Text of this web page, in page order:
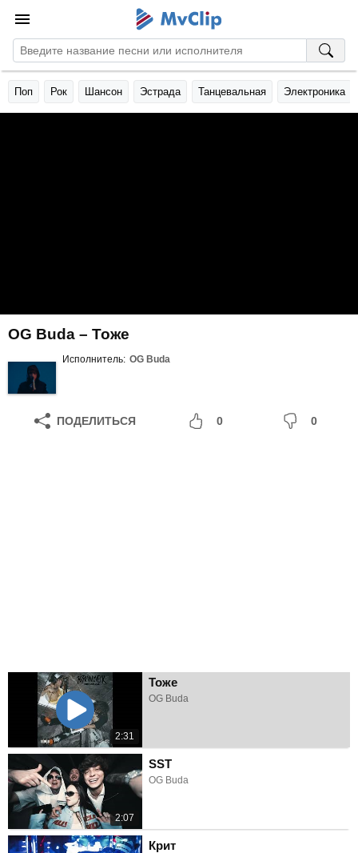
Поп Рок Шансон Эстрада Танцевальная Электроника
OG Buda – Тоже
Исполнитель: OG Buda
ПОДЕЛИТЬСЯ 0 0
2:31
Тоже
OG Buda
2:07
SST
OG Buda
Крит